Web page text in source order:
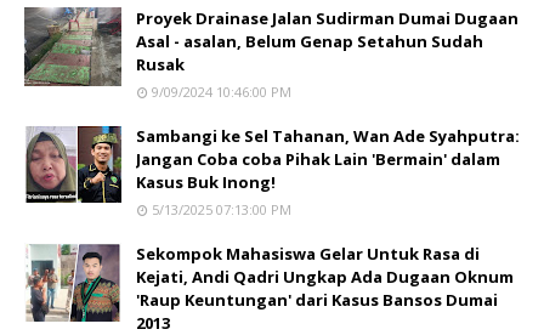
Proyek Drainase Jalan Sudirman Dumai Dugaan
Asal - asalan, Belum Genap Setahun Sudah
Rusak
9/09/2024 10:46:00 PM
Sambangi ke Sel Tahanan, Wan Ade Syahputra:
Jangan Coba coba Pihak Lain 'Bermain' dalam
Kasus Buk Inong!
5/13/2025 07:13:00 PM
Sekompok Mahasiswa Gelar Untuk Rasa di
Kejati, Andi Qadri Ungkap Ada Dugaan Oknum
'Raup Keuntungan' dari Kasus Bansos Dumai
2013